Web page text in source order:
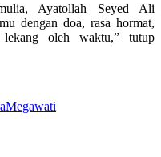
Ayatollah Seyed Ali
dengan doa, rasa hormat,
oleh waktu,” tutup
Megawati